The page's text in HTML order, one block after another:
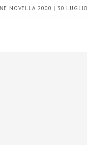
NOVELLA 2000 | 30